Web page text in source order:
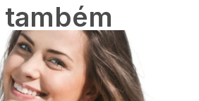
também